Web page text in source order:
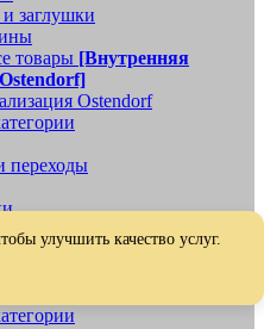
заглушки
товары [Внутренняя
Ostendorf
заглушки, обратные клапаны
товары[Наружная
улучшить качество услуг.